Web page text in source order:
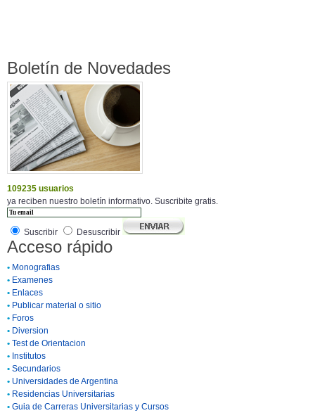
Boletín de Novedades
109235 usuarios
ya reciben nuestro boletín informativo. Suscribite gratis.
Suscribir Desuscribir
Acceso rápido
• Monografias
• Examenes
• Enlaces
• Publicar material o sitio
• Foros
• Diversion
• Test de Orientacion
• Institutos
• Secundarios
• Universidades de Argentina
• Residencias Universitarias
• Guia de Carreras Universitarias y Cursos